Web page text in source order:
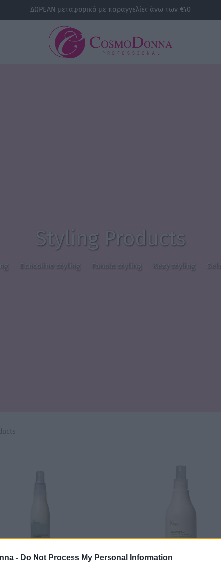
- Do Not Process My Personal Information
ΔΩΡΕΑΝ μεταφορικά με παραγγελίες άνω των €40
Styling Products
Echosline styling Fanola styling Kezy styling